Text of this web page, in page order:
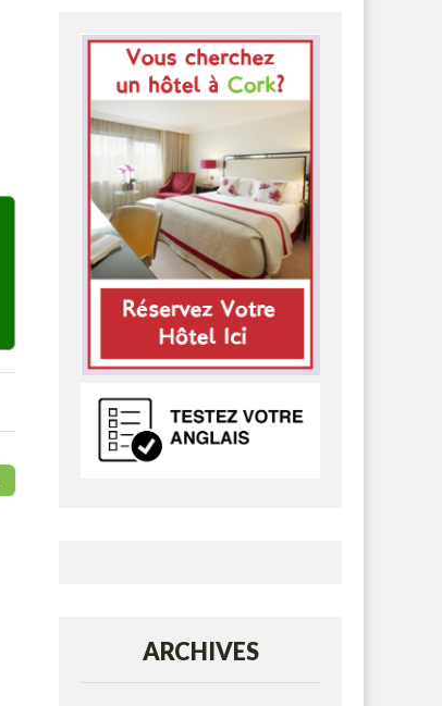
ARCHIVES